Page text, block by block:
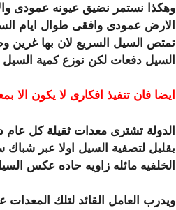
وهكذا نستمر نضيق عيونه عمودى
الارض عمودى وافقى طوال ايام
تمتص السيل السريع لان بها
السيل دفعات لكن نوزع كمية السيل
ايضا فان تنفيذ افكارى لا يكون
الدولة تشترى معدات ثقيلة كل
بقليل لتصفية السيل اولا عبر
الخلفيه مائله زاويه حاده عكس
ويدرب العامل القائد لتلك